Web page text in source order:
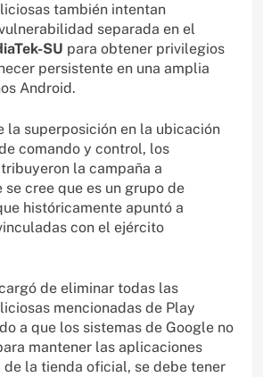
también intentan
separada en el
SU para obtener privilegios
persistente en una amplia
Android.
la superposición en la ubicación
comando y control, los
la campaña a
se cree que es un grupo de
históricamente apuntó a
con el ejército
de eliminar todas las
mencionadas de Play
a que los sistemas de Google no
mantener las aplicaciones
de la tienda oficial, se debe tener